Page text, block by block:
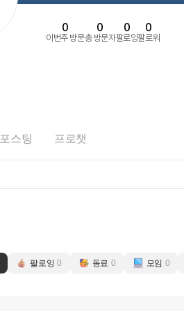
이번주 방문
0
총 방문자
0
팔로잉
0
팔로워
0
포스팅 프로챗
팔로잉 0 동료 0 모임 0